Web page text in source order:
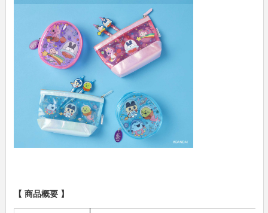
【 商品概要 】